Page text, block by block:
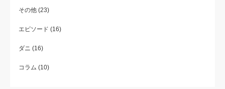
その他 (23)
エピソード (16)
ダニ (16)
コラム (10)